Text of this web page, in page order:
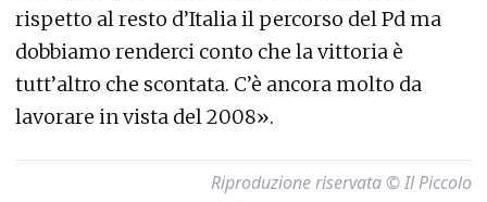
rispetto al resto d’Italia il percorso del Pd ma
dobbiamo renderci conto che la vittoria è
tutt’altro che scontata. C’è ancora molto da
lavorare in vista del 2008».
Riproduzione riservata © Il Piccolo